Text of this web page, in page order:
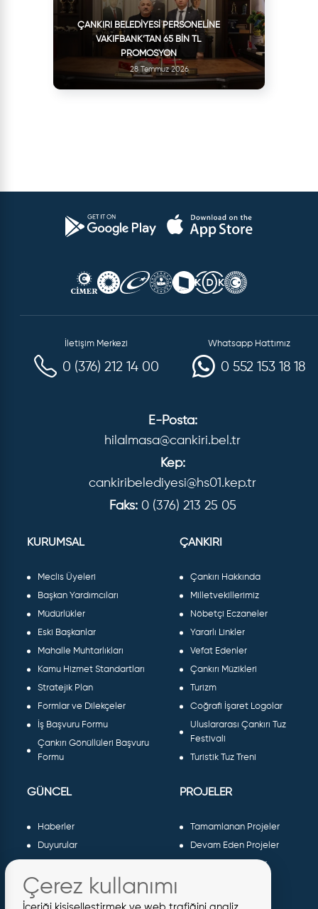
ÇANKIRI BELEDIYESI PERSONELINE
VAKIFBANK’TAN 65 BIN TL
PROMOSYON
28 Temmuz 2026
İletişim Merkezi
0 (376) 212 14 00
Whatsapp Hattımız
0 552 153 18 18
E-Posta:
hilalmasa@cankiri.bel.tr
Kep:
cankiribelediyesi@hs01.kep.tr
Faks: 0 (376) 213 25 05
KURUMSAL
Meclis Üyeleri
Başkan Yardımcıları
Müdürlükler
Eski Başkanlar
Mahalle Muhtarlıkları
Kamu Hizmet Standartları
Stratejik Plan
Formlar ve Dilekçeler
İş Başvuru Formu
Çankırı Gönüllüleri Başvuru
Formu
ÇANKIRI
Çankırı Hakkında
Milletvekillerimiz
Nöbetçi Eczaneler
Yararlı Linkler
Vefat Edenler
Çankırı Müzikleri
Turizm
Coğrafi İşaret Logolar
Uluslararası Çankırı Tuz
Festivali
Turistik Tuz Treni
GÜNCEL
Haberler
Duyurular
Galeri
Etkinlikler
PROJELER
Tamamlanan Projeler
Devam Eden Projeler
Planlanan Projeler
Sosyal Projeler
Çerez kullanımı